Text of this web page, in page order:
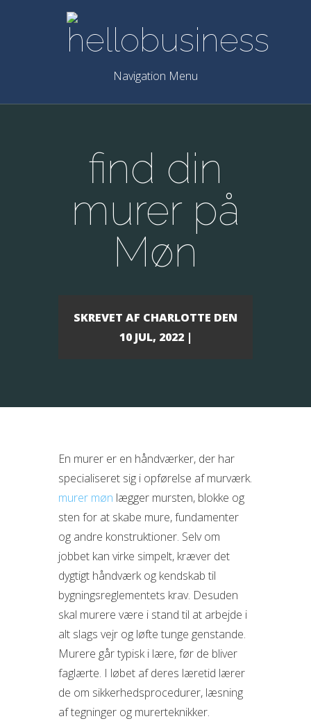
Navigation Menu
find din
murer på
Møn
SKREVET AF CHARLOTTE DEN
10 JUL, 2022 |
En murer er en håndværker, der har
specialiseret sig i opførelse af murværk.
murer møn lægger mursten, blokke og
sten for at skabe mure, fundamenter
og andre konstruktioner. Selv om
jobbet kan virke simpelt, kræver det
dygtigt håndværk og kendskab til
bygningsreglementets krav. Desuden
skal murere være i stand til at arbejde i
alt slags vejr og løfte tunge genstande.
Murere går typisk i lære, før de bliver
faglærte. I løbet af deres læretid lærer
de om sikkerhedsprocedurer, læsning
af tegninger og murerteknikker.